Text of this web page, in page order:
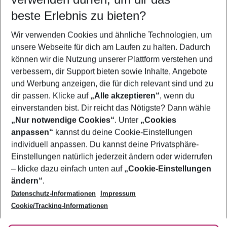
5-8 Nächte
2 Erwachsene Keine Kinder
Mehr Filter anzeigen
Footer
Footer navigation
Über uns
AGB
Bestpreisgarantie
Cookie-Einstellungen ändern
Cookie-Richtlinie
Agenturbetreuung
Barrierefreies Reisen
Folge uns
beste Erlebnis zu bieten?
Wir verwenden Cookies und ähnliche Technologien, um
unsere Webseite für dich am Laufen zu halten. Dadurch
können wir die Nutzung unserer Plattform verstehen und
verbessern, dir Support bieten sowie Inhalte, Angebote
und Werbung anzeigen, die für dich relevant sind und zu
dir passen. Klicke auf „Alle akzeptieren“, wenn du
einverstanden bist. Dir reicht das Nötigste? Dann wähle
„Nur notwendige Cookies“. Unter „Cookies
anpassen“ kannst du deine Cookie-Einstellungen
individuell anpassen. Du kannst deine Privatsphäre-
Einstellungen natürlich jederzeit ändern oder widerrufen
– klicke dazu einfach unten auf „Cookie-Einstellungen
ändern“.
Datenschutz-Informationen
Impressum
Cookie/Tracking-Informationen